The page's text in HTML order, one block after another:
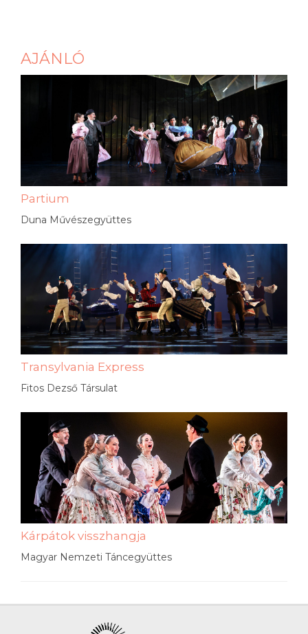
AJÁNLÓ
Partium
Duna Művészegyüttes
Transylvania Express
Fitos Dezső Társulat
Kárpátok visszhangja
Magyar Nemzeti Táncegyüttes